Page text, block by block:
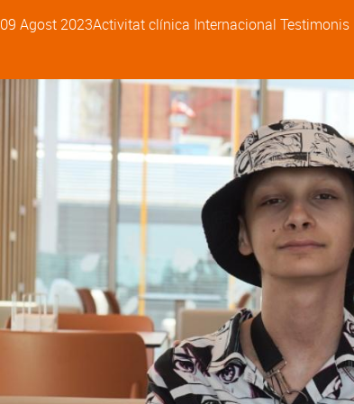
09 Agost 2023Activitat clínica Internacional Testimonis